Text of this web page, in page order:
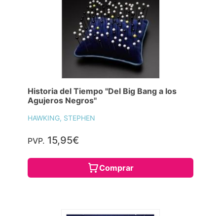
Historia del Tiempo "Del Big Bang a los
Agujeros Negros"
HAWKING, STEPHEN
PVP. 15,95€
Comprar